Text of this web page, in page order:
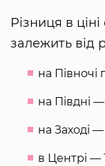
Різниця в
залежить від
на Півночі
на Півдні —
на Заході —
в Центрі —